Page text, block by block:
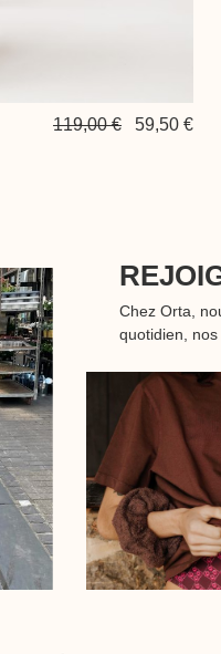
119,00 € 59,50 €
Chez Orta,
quotidien,